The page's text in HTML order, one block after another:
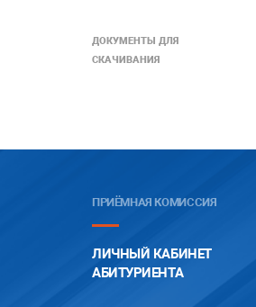
ДОКУМЕНТЫ ДЛЯ
СКАЧИВАНИЯ
ПРИЁМНАЯ КОМИССИЯ
ЛИЧНЫЙ КАБИНЕТ
АБИТУРИЕНТА